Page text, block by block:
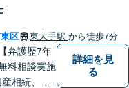
区 東大手駅 から徒歩7分
弁護歴7年
料相談実施
相続、離
詳細を見
る